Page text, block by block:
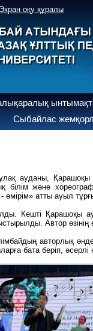
Экран оқу құралы
Сыбайлас
ауданы,
білім және
атты ауыл
Кешті Қарашоқы
Автор
авторлық
бата беріп, әсерлі